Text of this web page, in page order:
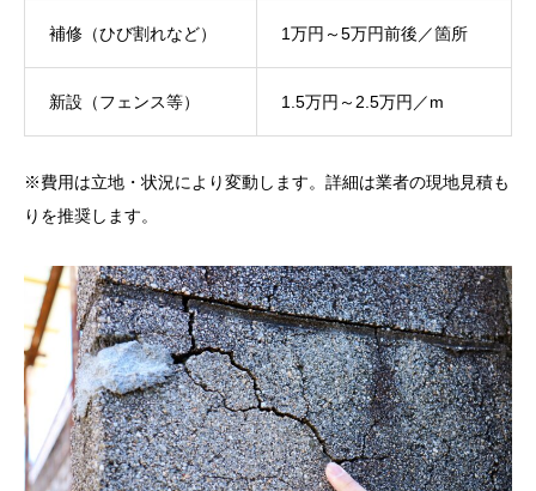
補修（ひび割れなど） 1万円～5万円前後／箇所
新設（フェンス等） 1.5万円～2.5万円／m
※費用は立地・状況により変動します。詳細は業者の現地見積も
りを推奨します。